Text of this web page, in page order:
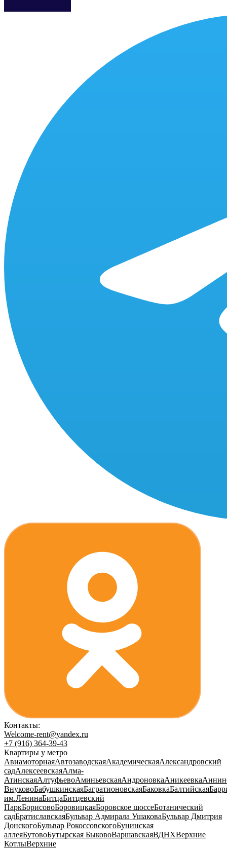
Контакты:
Welcome-rent@yandex.ru
+7 (916) 364-39-43
Квартиры у метро
АвиамоторнаяАвтозаводскаяАкадемическаяАлександровский
садАлексеевскаяАлма-
АтинскаяАлтуфьевоАминьевскаяАндроновкаАникеевка
ВнуковоБабушкинскаяБагратионовскаяБаковкаБалтийская
им.ЛенинаБитцаБитцевский
ПаркБорисовоБоровицкаяБоровское шоссеБотанический
садБратиславскаяБульвар Адмирала УшаковаБульвар Дмитрия
ДонскогоБульвар РокоссовскогоБунинская
аллеяБутовоБутырская БыковоВаршавскаяВДНХВерхние
КотлыВерхние